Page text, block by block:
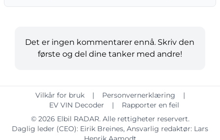
Det er ingen kommentarer ennå. Skriv den
første og del dine tanker med andre!
Vilkår for bruk | Personvernerklæring
|
EV VIN Decoder
|
Rapporter en feil
© 2026 Elbil RADAR. Alle rettigheter reservert.
Daglig leder (CEO): Eirik Breines, Ansvarlig redaktør: Lars